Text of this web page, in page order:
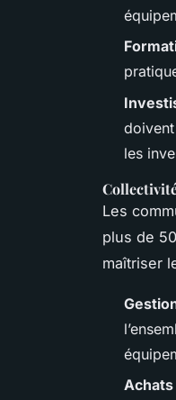
les
Les
plus de
maîtriser
Achats